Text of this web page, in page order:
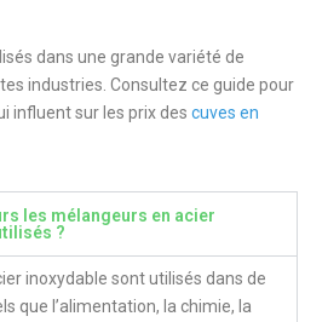
dans une grande variété de
industries. Consultez ce guide pour
influent sur les prix des cuves en
les mélangeurs en acier
?
inoxydable sont utilisés dans de
que l’alimentation, la chimie, la